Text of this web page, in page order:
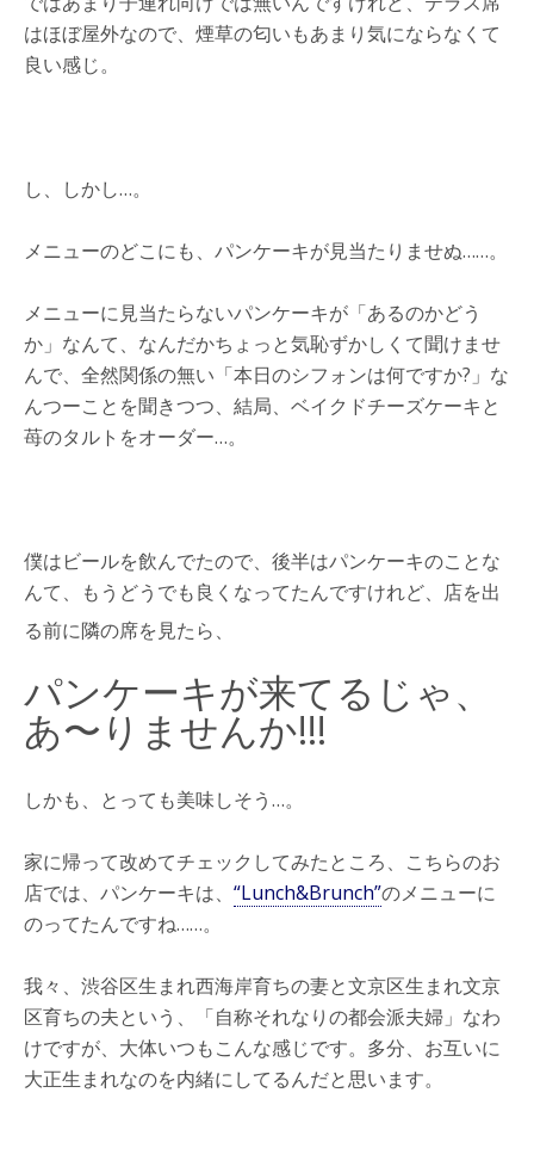
はほぼ屋外なので、煙草の匂いもあまり気にならなくて
良い感じ。
し、しかし…。
メニューのどこにも、パンケーキが見当たりませぬ……。
メニューに見当たらないパンケーキが「あるのかどう
か」なんて、なんだかちょっと気恥ずかしくて聞けませ
んで、全然関係の無い「本日のシフォンは何ですか?」な
んつーことを聞きつつ、結局、ベイクドチーズケーキと
苺のタルトをオーダー…。
僕はビールを飲んでたので、後半はパンケーキのことな
んて、もうどうでも良くなってたんですけれど、店を出
る前に隣の席を見たら、
パンケーキが来てるじゃ、
あ〜りませんか!!!
しかも、とっても美味しそう…。
家に帰って改めてチェックしてみたところ、こちらのお
店では、パンケーキは、 “Lunch&Brunch”のメニューに
のってたんですね……。
我々、渋谷区生まれ西海岸育ちの妻と文京区生まれ文京
区育ちの夫という、「自称それなりの都会派夫婦」なわ
けですが、大体いつもこんな感じです。多分、お互いに
大正生まれなのを内緒にしてるんだと思います。